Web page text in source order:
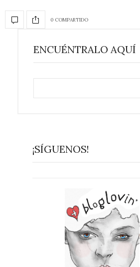
0 COMPARTIDO
ENCUÉNTRALO AQUÍ
¡SÍGUENOS!